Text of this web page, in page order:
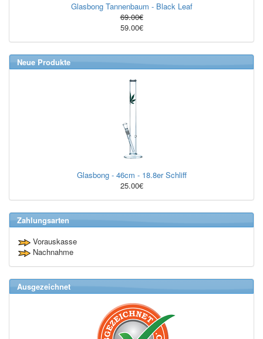
Glasbong Tannenbaum - Black Leaf
69.00€
59.00€
Neue Produkte
Glasbong - 46cm - 18.8er Schliff
25.00€
Zahlungsarten
Vorauskasse
Nachnahme
Ausgezeichnet